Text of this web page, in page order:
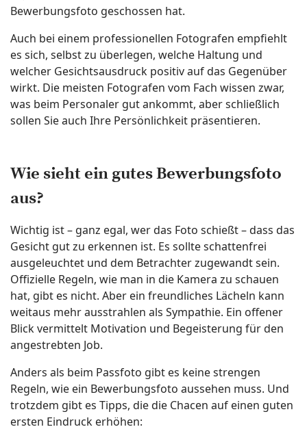
Bewerbungsfoto geschossen hat.
Auch bei einem professionellen Fotografen empfiehlt
es sich, selbst zu überlegen, welche Haltung und
welcher Gesichtsausdruck positiv auf das Gegenüber
wirkt. Die meisten Fotografen vom Fach wissen zwar,
was beim Personaler gut ankommt, aber schließlich
sollen Sie auch Ihre Persönlichkeit präsentieren.
Wie sieht ein gutes Bewerbungsfoto
aus?
Wichtig ist – ganz egal, wer das Foto schießt – dass das
Gesicht gut zu erkennen ist. Es sollte schattenfrei
ausgeleuchtet und dem Betrachter zugewandt sein.
Offizielle Regeln, wie man in die Kamera zu schauen
hat, gibt es nicht. Aber ein freundliches Lächeln kann
weitaus mehr ausstrahlen als Sympathie. Ein offener
Blick vermittelt Motivation und Begeisterung für den
angestrebten Job.
Anders als beim Passfoto gibt es keine strengen
Regeln, wie ein Bewerbungsfoto aussehen muss. Und
trotzdem gibt es Tipps, die die Chacen auf einen guten
ersten Eindruck erhöhen: